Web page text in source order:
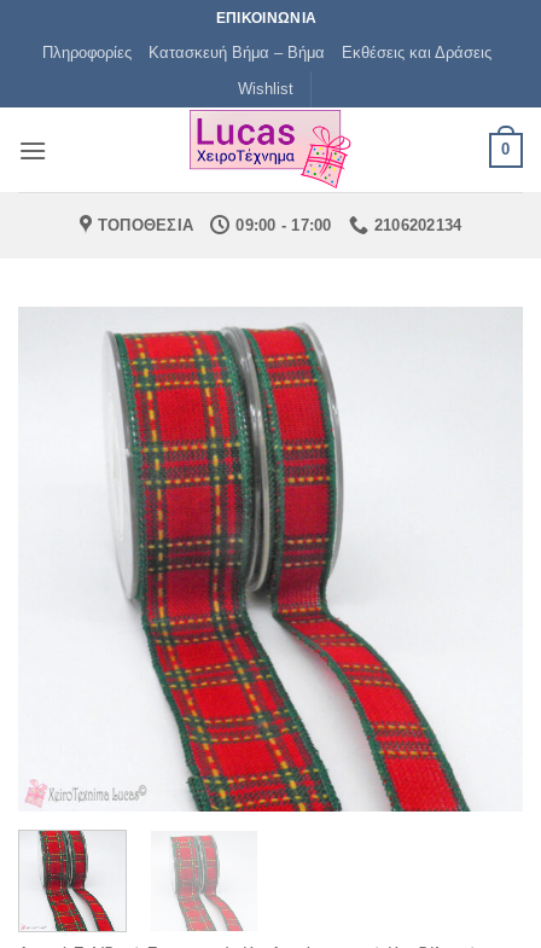
ΕΠΙΚΟΙΝΩΝΙΑ
Πληροφορίες Κατασκευή Βήμα – Βήμα
Εκθέσεις και Δράσεις
Wishlist
0
ΤΟΠΟΘΕΣΙΑ 09:00 - 17:00 2106202134